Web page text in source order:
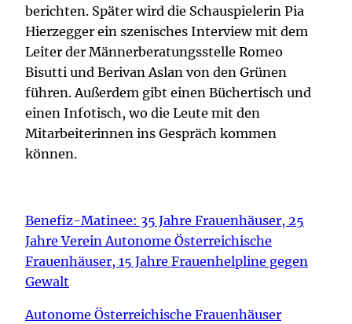
berichten. Später wird die Schauspielerin Pia
Hierzegger ein szenisches Interview mit dem
Leiter der Männerberatungsstelle Romeo
Bisutti und Berivan Aslan von den Grünen
führen. Außerdem gibt einen Büchertisch und
einen Infotisch, wo die Leute mit den
Mitarbeiterinnen ins Gespräch kommen
können.
Benefiz-Matinee: 35 Jahre Frauenhäuser, 25
Jahre Verein Autonome Österreichische
Frauenhäuser, 15 Jahre Frauenhelpline gegen
Gewalt
Autonome Österreichische Frauenhäuser